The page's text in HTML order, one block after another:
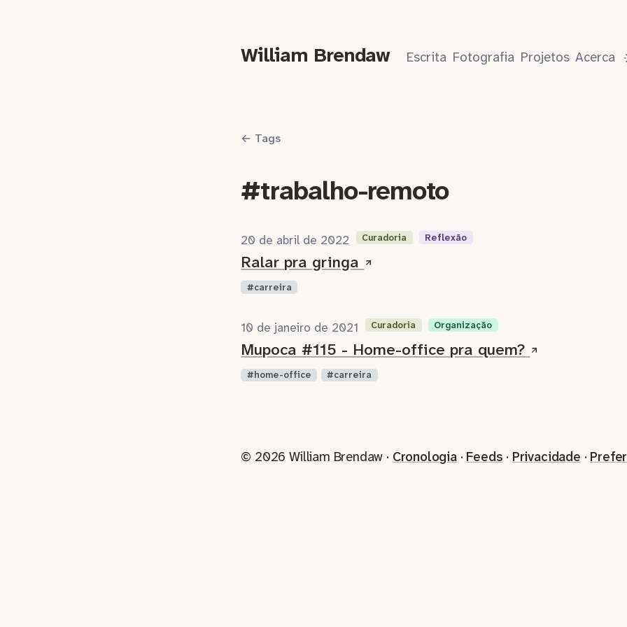
William Brendaw Escrita Fotografia Projetos Acerca
← Tags
#trabalho-remoto
20 de abril de 2022 Curadoria Reflexão
Ralar pra gringa
carreira
10 de janeiro de 2021 Curadoria Organização
Mupoca #115 - Home-office pra quem?
home-office carreira
© 2026 William Brendaw · Cronologia· Feeds · Privacidade ·